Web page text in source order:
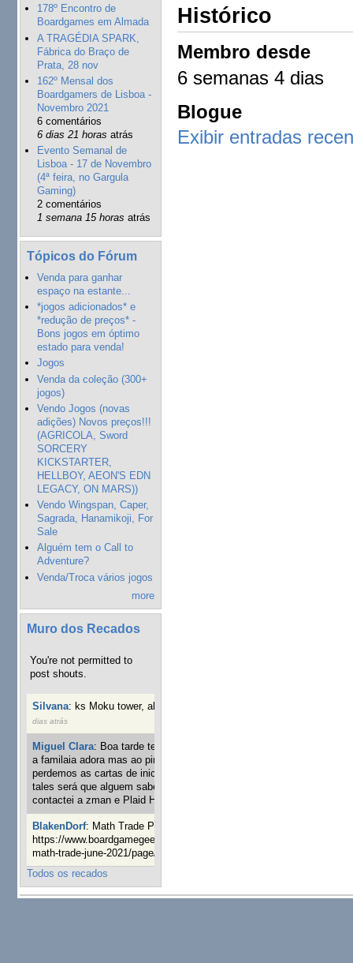
178º Encontro de
Boardgames em Almada
A TRAGÉDIA SPARK,
Fábrica do Braço de
Prata, 28 nov
162º Mensal dos
Boardgamers de Lisboa -
Novembro 2021
6 comentários
6 dias 21 horas atrás
Evento Semanal de
Lisboa - 17 de Novembro
(4ª feira, no Gargula
Gaming)
2 comentários
1 semana 15 horas atrás
Tópicos do Fórum
Venda para ganhar
espaço na estante...
*jogos adicionados* e
*redução de preços* -
Bons jogos em óptimo
estado para venda!
Jogos
Venda da coleção (300+
jogos)
Vendo Jogos (novas
adições) Novos preços!!!
(AGRICOLA, Sword
SORCERY
KICKSTARTER,
HELLBOY, AEON'S EDN
LEGACY, ON MARS))
Vendo Wingspan, Caper,
Sagrada, Hanamikoji, For
Sale
Alguém tem o Call to
Adventure?
Venda/Troca vários jogos
more
Muro dos Recados
You're not permitted to
post shouts.
Silvana: ks Moku tower, alguém interessado?
dias atrás
Miguel Clara: Boa tarde tenho jogo Mice and mistics que
a familaia adora mas ao pintarmos as miniaturas
perdemos as cartas de iniciaticva da expanção downood
tales será que alguem sabe onde adquirir as cartas já
contactei a zman e Plaid Hat e nada
BlakenDorf: Math Trade Portuguesa a decorrer. Aqui:
https://www.boardgamegeek.com/geeklist/286035/portugal-
math-trade-june-2021/page/1
Todos os recados
Histórico
Membro desde
6 semanas 4 dias
Blogue
Exibir entradas